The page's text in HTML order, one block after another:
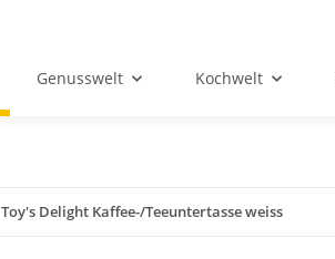
Genusswelt Kochwelt
Toy's Delight Kaffee-/Teeuntertasse weiss